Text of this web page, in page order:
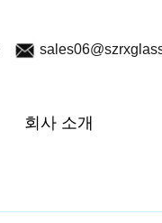
회사 소개